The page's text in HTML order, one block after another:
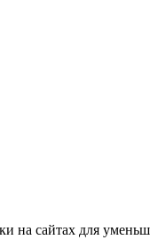
на сайтах для